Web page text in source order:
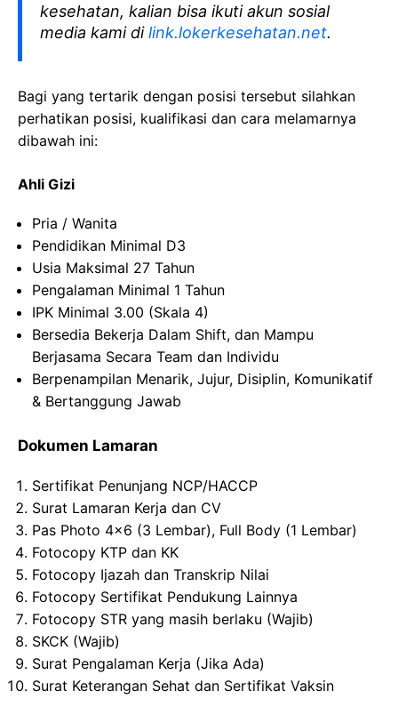
kesehatan, kalian bisa ikuti akun sosial
media kami dilink.lokerkesehatan.net.
Bagi yang tertarik dengan posisi tersebut silahkan
perhatikan posisi, kualifikasi dan cara melamarnya
dibawah ini:
Ahli Gizi
Pria / Wanita
Pendidikan Minimal D3
Usia Maksimal 27 Tahun
Pengalaman Minimal 1 Tahun
IPK Minimal 3.00 (Skala 4)
Bersedia Bekerja Dalam Shift, dan Mampu
Berjasama Secara Team dan Individu
Berpenampilan Menarik, Jujur, Disiplin, Komunikatif
& Bertanggung Jawab
Dokumen Lamaran
Sertifikat Penunjang NCP/HACCP
Surat Lamaran Kerja dan CV
Pas Photo 4×6 (3 Lembar), Full Body (1 Lembar)
Fotocopy KTP dan KK
Fotocopy Ijazah dan Transkrip Nilai
Fotocopy Sertifikat Pendukung Lainnya
Fotocopy STR yang masih berlaku (Wajib)
SKCK (Wajib)
Surat Pengalaman Kerja (Jika Ada)
Surat Keterangan Sehat dan Sertifikat Vaksin